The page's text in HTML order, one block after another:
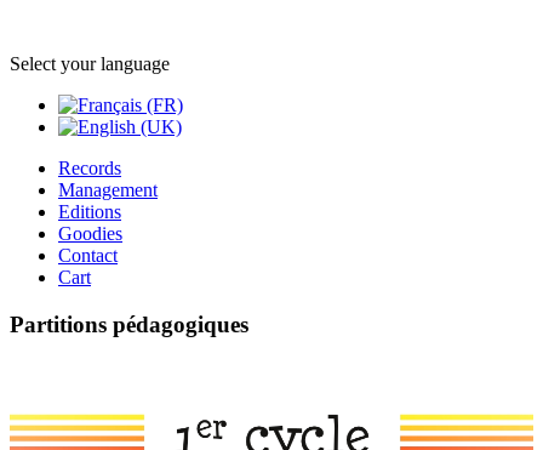
Select your language
Records
Management
Editions
Goodies
Contact
Cart
Partitions pédagogiques